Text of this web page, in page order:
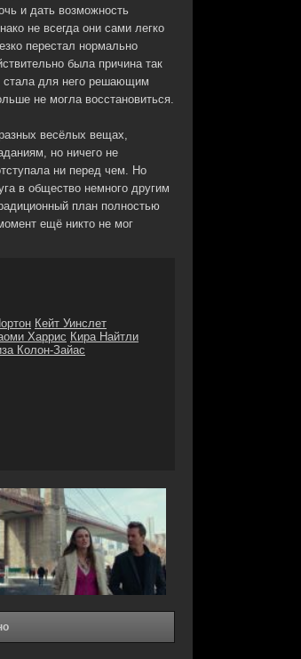
и дать возможность
не всегда они сами легко
перестал нормально
была причина так
стала для него решающим
не могла восстановиться.
весёлых вещах,
но ничего не
ни перед чем. Но
в общество немного другим
план полностью
ещё никто не мог
Кейт Уинслет
Харрис Кира Найтли
Колон-Зайас